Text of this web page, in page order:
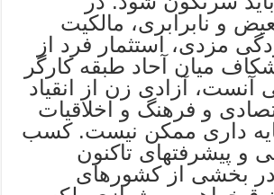
و نابرابری، مالکیت
مزدی، استثمار فرد از
میان آحاد طبقه کارگر
آنست، آزادی زن از انقیاد
و فرهنگ و اخلاقیات
داری ممکن نیست. کسب
و پیشرفتهای تاکنون
بخشی از کشورهای